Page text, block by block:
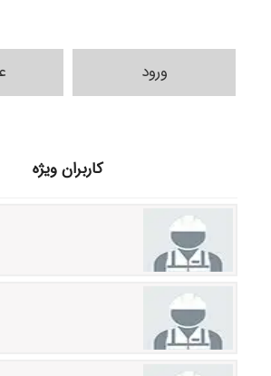
ورود
کاربران ویژه